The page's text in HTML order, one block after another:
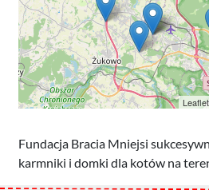
Fundacja Bracia Mniejsi
karmniki i domki dla kotów na